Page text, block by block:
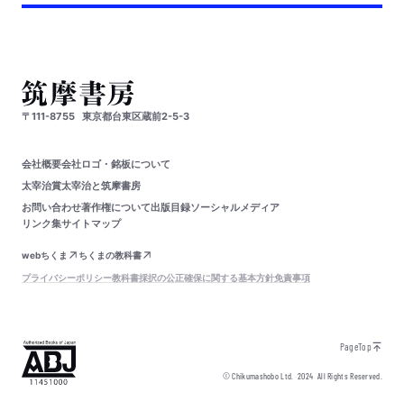
〒111-8755 東京都台東区蔵前2-5-3
会社概要会社ロゴ・銘板について
太宰治賞太宰治と筑摩書房
お問い合わせ著作権について出版目録ソーシャルメディア
リンク集サイトマップ
webちくま
ちくまの教科書
プライバシーポリシー教科書採択の公正確保に関する基本方針免責事項
PageTop
© Chikumashobo Ltd.2024 All Rights Reserved.